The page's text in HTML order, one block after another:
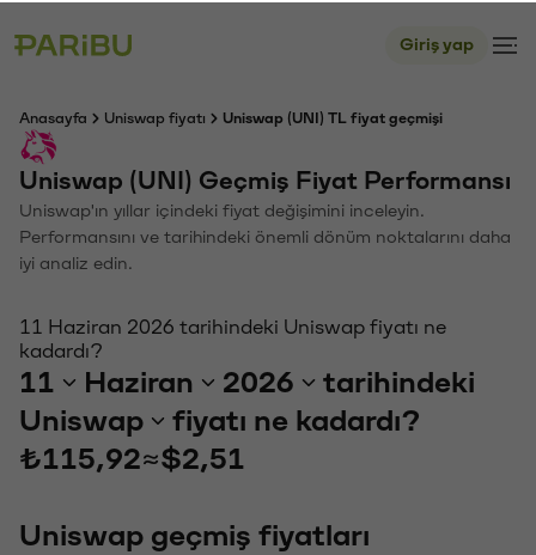
Giriş yap
Anasayfa Uniswap fiyatı Uniswap (UNI) TL fiyat geçmişi
Uniswap (UNI) Geçmiş Fiyat Performansı
Uniswap'ın yıllar içindeki fiyat değişimini inceleyin.
Performansını ve tarihindeki önemli dönüm noktalarını daha
iyi analiz edin.
11 Haziran 2026 tarihindeki Uniswap fiyatı ne
kadardı?
11 Haziran 2026
tarihindeki
Uniswap
fiyatı ne kadardı?
₺115,92≈$2,51
Uniswap geçmiş fiyatları